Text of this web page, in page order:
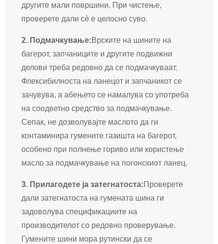
другите мали површини. При чистење,
проверете дали сè е целосно суво.
2. Подмачкување:Врските на шините на
багерот, запчаниците и другите подвижни
делови треба редовно да се подмачкуваат.
Флексибилноста на ланецот и запчаникот се
зачувува, а абењето се намалува со употреба
на соодветно средство за подмачкување.
Сепак, не дозволувајте маслото да ги
контаминира гумените газишта на багерот,
особено при полнење гориво или користење
масло за подмачкување на погонскиот ланец.
3. Прилагодете ја затегнатоста:Проверете
дали затегнатоста на гумената шина ги
задоволува спецификациите на
производителот со редовно проверување.
Гумените шини мора рутински да се